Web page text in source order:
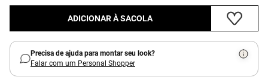
ADICIONAR À SACOLA
Precisa de ajuda para montar seu look?
Falar com um Personal Shopper